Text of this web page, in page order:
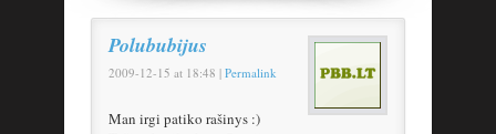
Polububijus
2009-12-15 at 18:48 | Permalink
Man irgi patiko rašinys :)